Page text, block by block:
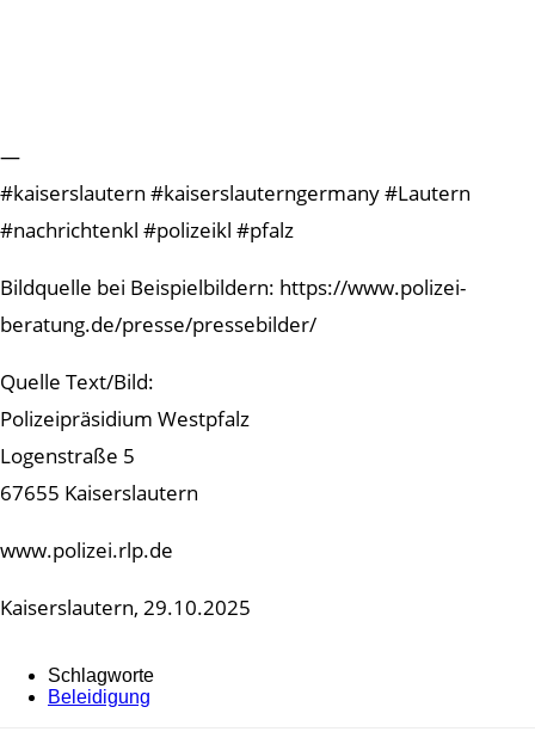
—
#kaiserslautern #kaiserslauterngermany #Lautern
#nachrichtenkl #polizeikl #pfalz
Bildquelle bei Beispielbildern: https://www.polizei-
beratung.de/presse/pressebilder/
Quelle Text/Bild:
Polizeipräsidium Westpfalz
Logenstraße 5
67655 Kaiserslautern
www.polizei.rlp.de
Kaiserslautern, 29.10.2025
Schlagworte
Beleidigung